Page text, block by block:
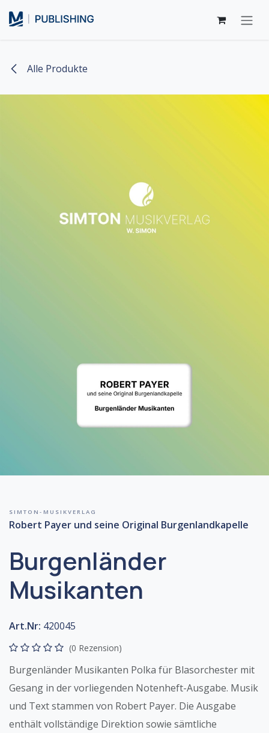
Alle Produkte
SIMTON-MUSIKVERLAG
Robert Payer und seine Original Burgenlandkapelle
Burgenländer
Musikanten
Art.Nr: 420045
(0 Rezension)
Burgenländer Musikanten Polka für Blasorchester mit
Gesang in der vorliegenden Notenheft-Ausgabe. Musik
und Text stammen von Robert Payer. Die Ausgabe
enthält vollständige Direktion sowie sämtliche